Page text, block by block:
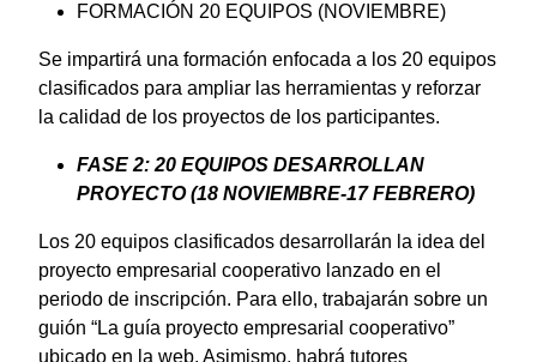
FORMACIÓN 20 EQUIPOS (NOVIEMBRE)
Se impartirá una formación enfocada a los 20 equipos
clasificados para ampliar las herramientas y reforzar
la calidad de los proyectos de los participantes.
FASE 2: 20 EQUIPOS DESARROLLAN
PROYECTO (18 NOVIEMBRE-17 FEBRERO)
Los 20 equipos clasificados desarrollarán la idea del
proyecto empresarial cooperativo lanzado en el
periodo de inscripción. Para ello, trabajarán sobre un
guión “La guía proyecto empresarial cooperativo”
ubicado en la web. Asimismo, habrá tutores